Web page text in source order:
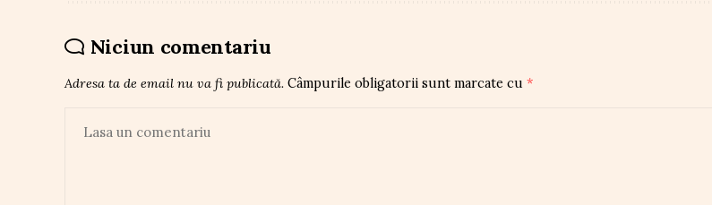
Niciun comentariu
Adresa ta de email nu va fi publicată. Câmpurile obligatorii sunt marcate cu *